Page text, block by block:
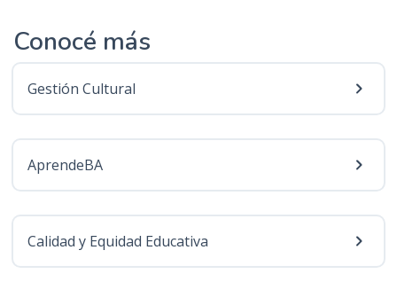
Conocé más
Gestión Cultural
AprendeBA
Calidad y Equidad Educativa